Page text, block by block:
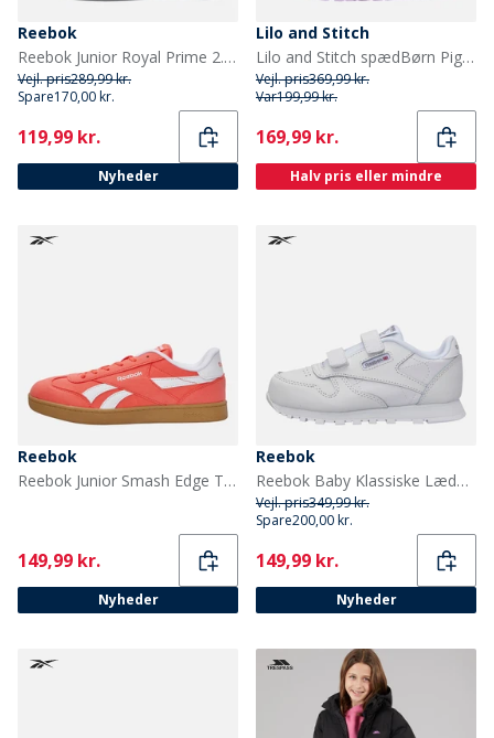
Reebok
Reebok Junior Royal Prime 2.0 Træningssko Sort/Hvid/Optimum Blue
Vejl. pris289,99 kr.
Spare170,00 kr.
Current
119,99 kr.
Nyheder
Lilo and Stitch
Lilo and Stitch spædBørn Piger Gambia Prægning Lysende Sko Lilla / Multi
Vejl. pris369,99 kr.
Var199,99 kr.
Current
169,99 kr.
Halv pris eller mindre
Reebok
Reebok Junior Smash Edge Træningssko Sunset Coral/Electric Amber/Gum
Current
149,99 kr.
Nyheder
Reebok
Reebok Baby Klassiske Læder 2V Træningssko Hvid/Carbon/Vector Blue
Vejl. pris349,99 kr.
Spare200,00 kr.
Current
149,99 kr.
Nyheder